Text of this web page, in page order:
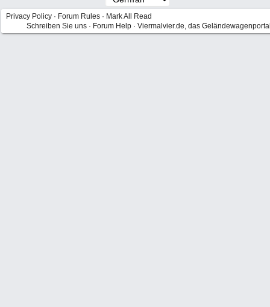
Privacy Policy · Forum Rules · Mark All Read
Schreiben Sie uns · Forum Help · Viermalvier.de, das